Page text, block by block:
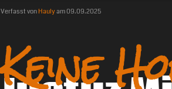
Verfasst von Haulyam09.09.2025
Keine